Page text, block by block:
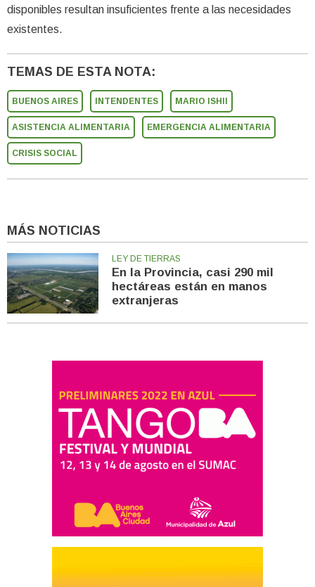
disponibles resultan insuficientes frente a las necesidades
existentes.
TEMAS DE ESTA NOTA:
BUENOS AIRES INTENDENTES MARIO ISHII
ASISTENCIA ALIMENTARIA EMERGENCIA ALIMENTARIA
CRISIS SOCIAL
MÁS NOTICIAS
LEY DE TIERRAS
En la Provincia, casi 290 mil
hectáreas están en manos
extranjeras